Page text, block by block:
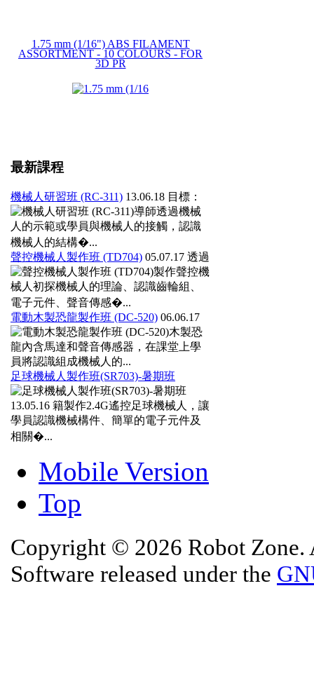
1.75 mm (1/16") ABS FILAMENT
ASSORTMENT - 10 COLOURS - FOR
3D PR
最新課程
機械人研習班 (RC-311) 13.06.18 目標：
導師透過機械
人的示範或學員與機械人的接觸，認識
機械人的結構�...
聲控機械人製作班 (TD704) 05.07.17 透過
製作聲控機
械人初探機械人的理論、認識齒輪組、
電子元件、聲音傳感�...
電動木製恐龍製作班 (DC-520) 06.06.17
木製恐
龍內含馬達和聲音傳感器，在課堂上學
員將認識組成機械人的...
足球機械人製作班(SR703)-暑期班
13.05.16 籍製作2.4G遙控足球機械人，讓
學員認識機械構件、簡單的電子元件及
相關�...
Mobile Version
Top
Copyright © 2026 Robot Zone.
Software released under the